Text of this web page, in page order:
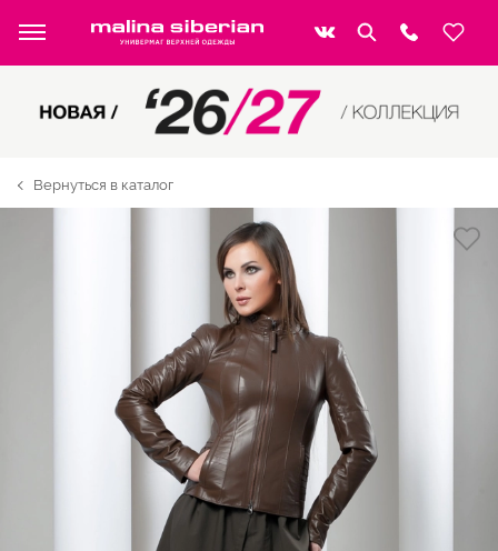
Вернуться в каталог